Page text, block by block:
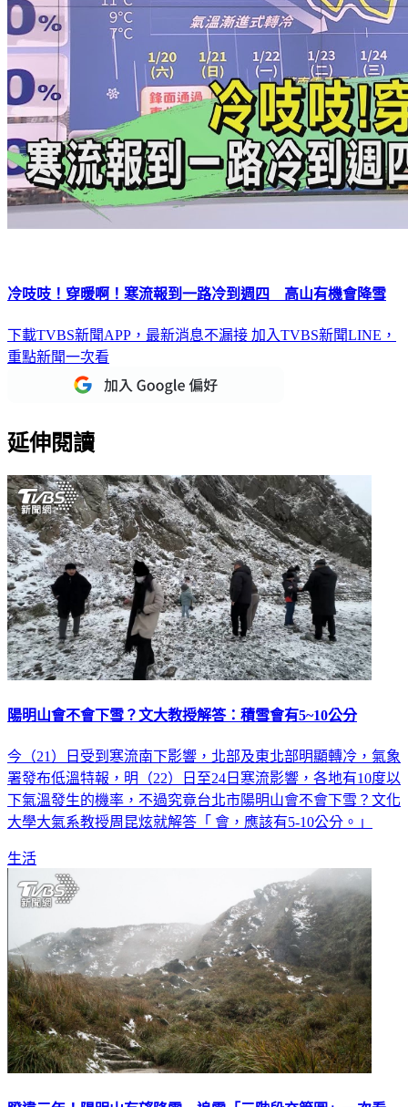
冷吱吱！穿暖啊！寒流報到一路冷到週四 高山有機會降雪
下載TVBS新聞APP，最新消息不漏接 加入TVBS新聞LINE，
重點新聞一次看
延伸閱讀
陽明山會不會下雪？文大教授解答：積雪會有5~10公分
今（21）日受到寒流南下影響，北部及東北部明顯轉冷，氣象
署發布低溫特報，明（22）日至24日寒流影響，各地有10度以
下氣溫發生的機率，不過究竟台北市陽明山會不會下雪？文化
大學大氣系教授周昆炫就解答「 會，應該有5-10公分。」
生活